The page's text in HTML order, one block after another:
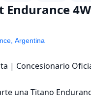
Endurance
Argentina
| Concesionario
una Titano